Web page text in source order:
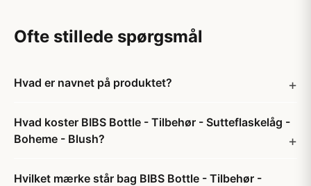
Ofte stillede spørgsmål
Hvad er navnet på produktet?
Hvad koster BIBS Bottle - Tilbehør - Sutteflaskelåg -
Boheme - Blush?
Hvilket mærke står bag BIBS Bottle - Tilbehør -